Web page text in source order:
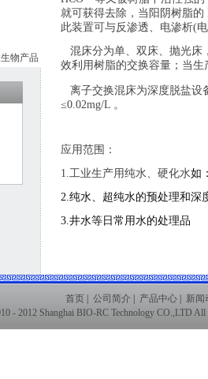
物产品
就可获得去除，当阳阴树脂的
此装置可与反渗透、电渗析(
混床分为单、双床、抛光床
效利用树脂的交换容量；当
离子交换混床为深度脱盐设
≤0.02mg/L 。
应用范围：
1.工业生产用纯水、硬化水如
2.纯水、超纯水的预处理和深
3.井水等日常用水的处理品
首页 公司简介 产品中心
新闻
- 2012 Shanghai BIO-RC Technology CO.,LTD